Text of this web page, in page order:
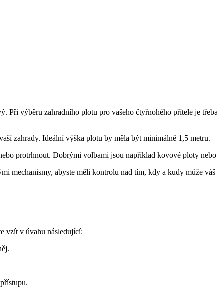
výběru zahradního plotu pro vašeho čtyřnohého přítele je
zahrady. Ideální výška plotu by měla být minimálně 1,5 metru.
protrhnout. Dobrými volbami jsou například kovové ploty
mechanismy, abyste měli kontrolu nad tím, kdy a kudy může váš
vzít v úvahu následující: